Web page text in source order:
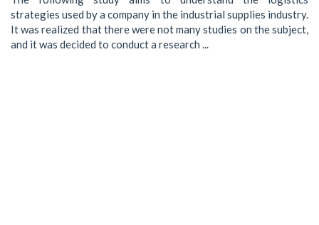
strategies used by a company in the industrial supplies industry.
It was realized that there were not many studies on the subject,
and it was decided to conduct a research ...